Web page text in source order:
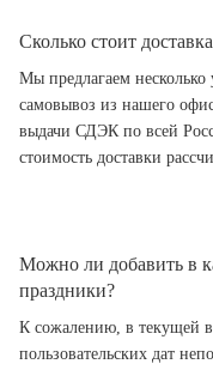
Сколько стоит
Мы предлагаем
самовывоз из нашего
выдачи СДЭК по всей
стоимость доставки
Можно ли добавить в
праздники?
К сожалению, в текущей
пользовательских дат